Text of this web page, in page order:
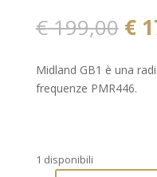
€199,00 Il
€
€
Midland GB1 è una
frequenze PMR446.
1 disponibili